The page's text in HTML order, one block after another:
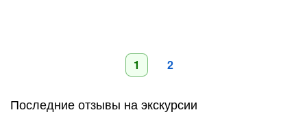
1 2
Последние отзывы на экскурсии